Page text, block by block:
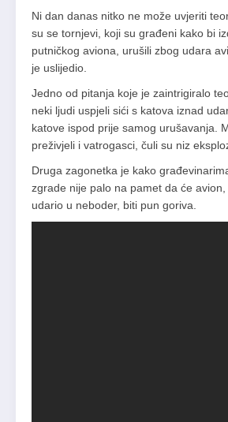
Ni dan danas nitko ne može uvjeriti
su se tornjevi, koji su građeni kako bi
putničkog aviona, urušili zbog udara
je uslijedio.
Jedno od pitanja koje je zaintrigiralo
neki ljudi uspjeli sići s katova iznad
katove ispod prije samog urušavanja.
preživjeli i vatrogasci, čuli su niz
Druga zagonetka je kako
zgrade nije palo na pamet da će
udario u neboder, biti pun goriva.